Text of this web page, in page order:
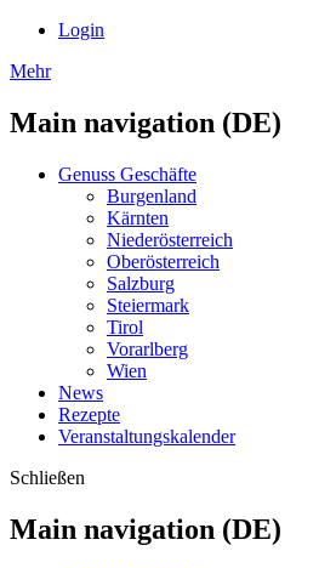
Login
Mehr
Main navigation (DE)
Genuss Geschäfte
Burgenland
Kärnten
Niederösterreich
Oberösterreich
Salzburg
Steiermark
Tirol
Vorarlberg
Wien
News
Rezepte
Veranstaltungskalender
Schließen
Main navigation (DE)